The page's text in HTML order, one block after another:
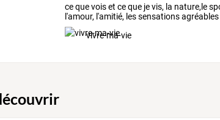
cequevoiset cequejevis,la nature,le
l'amour,l'amitié,lessensationsagréables
ettout,
vivre-ma-vie